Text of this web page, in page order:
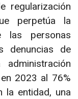
regularización
perpetúa la
las personas
denuncias de
2023 al 76%
la entidad, una